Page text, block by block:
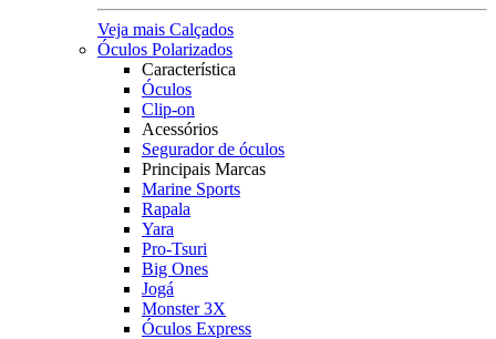
Veja mais Calçados
Óculos Polarizados
Característica
Óculos
Clip-on
Acessórios
Segurador de óculos
Principais Marcas
Marine Sports
Rapala
Yara
Pro-Tsuri
Big Ones
Jogá
Monster 3X
Óculos Express